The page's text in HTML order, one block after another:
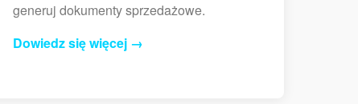
generuj dokumenty sprzedażowe.
Dowiedz się więcej →